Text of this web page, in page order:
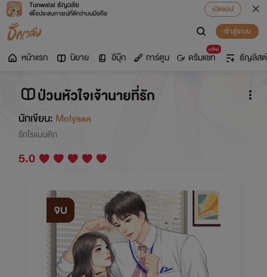
Tunwalai ธัญวลัย
เพื่อประสบการณ์ที่ดีกว่าบนมือถือ
เปิดแอป
เข้าสู่ระบบ
หน้าแรก นิยาย อีบุ๊ก การ์ตูน
มาใหม่
ดรีมแชท ธัญลิสต์
ป่วนหัวใจเจ้านายที่รัก
นักเขียน: Melyssa
รักโรแมนติก
5.0
จบ